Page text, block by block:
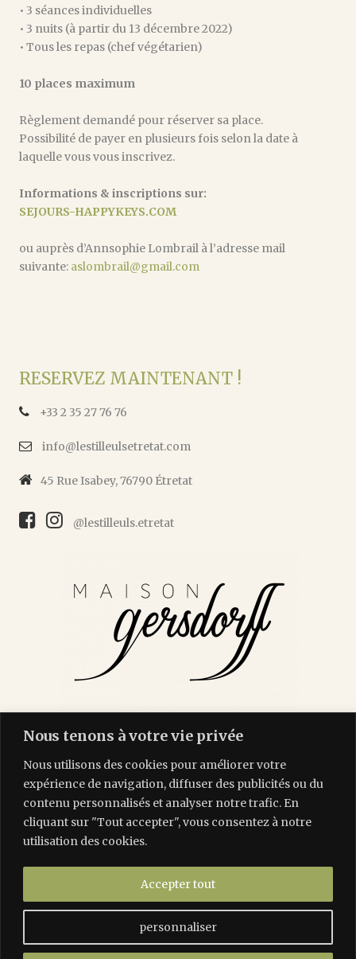
Nous tenons à votre vie privée
Nous utilisons des cookies pour améliorer votre
expérience de navigation, diffuser des publicités ou du
contenu personnalisés et analyser notre trafic. En
cliquant sur "Tout accepter", vous consentez à notre
utilisation des cookies.
personnaliser
Accepter tout
• 3 séances individuelles
• 3 nuits (à partir du 13 décembre 2022)
• Tous les repas (chef végétarien)
10 places maximum
Règlement demandé pour réserver sa place.
Possibilité de payer en plusieurs fois selon la date à
laquelle vous vous inscrivez.
Informations & inscriptions sur:
SEJOURS-HAPPYKEYS.COM
ou auprès d’Annsophie Lombrail à l’adresse mail
suivante: aslombrail@gmail.com
RESERVEZ MAINTENANT !
+33 2 35 27 76 76
info@lestilleulsetretat.com
45 Rue Isabey, 76790 Étretat
@lestilleuls.etretat
Maison Gersdorff est un groupe hôtelier familial vous
Pour plus d’information, rendez-vous sur
www.maisongersdorff.com
@maisongersdorff #maisongersdorff
Les Tilleuls Étretat | 45 rue Isabey, 76790 Étretat |